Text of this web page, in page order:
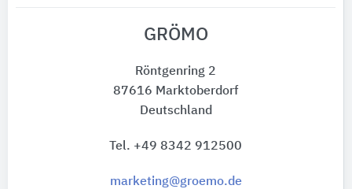
GRÖMO
Röntgenring 2
87616 Marktoberdorf
Deutschland
Tel. +49 8342 912500
marketing@groemo.de